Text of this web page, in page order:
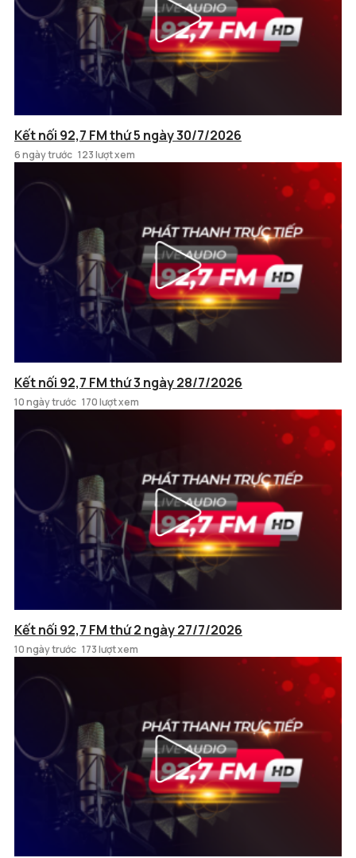
Kết nối 92,7 FM thứ 5 ngày 30/7/2026
6 ngày trước 123 lượt xem
Kết nối 92,7 FM thứ 3 ngày 28/7/2026
10 ngày trước 170 lượt xem
Kết nối 92,7 FM thứ 2 ngày 27/7/2026
10 ngày trước 173 lượt xem